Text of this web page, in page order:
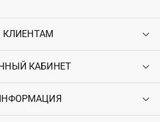
КЛИЕНТАМ
Контакты
Возврат
Гарантия
КАБИНЕТ
Войти